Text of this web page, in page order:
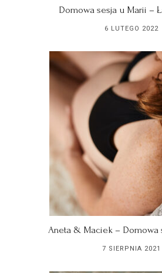
Domowa sesja u Marii –
6 LUTEGO 2022
Aneta & Maciek – Domowa
7 SIERPNIA 2021